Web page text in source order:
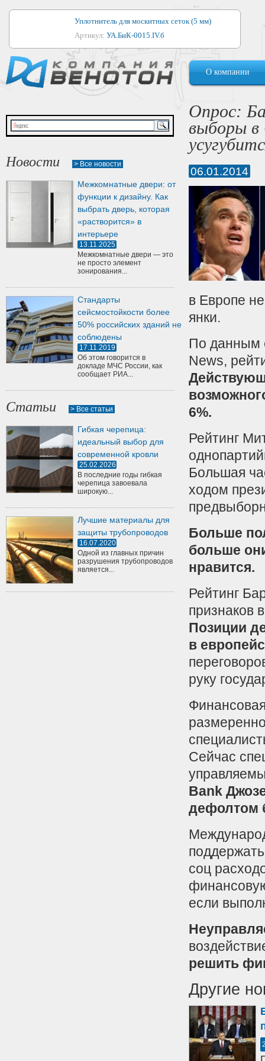
Уплотнитель для москитных сеток (5 мм)
Артикул: УА.БиК-0015.IV.б
Уплотнитель для алюминиевых окон
Артикул:1044
Уплотнитель для деревянных окон
Артикул:УМ.БиК-0062.IV.б
Уплотнитель лоджиевый для (4, 5, 6 мм)
Уплотнитель для деревянных дверей
Артикул:
О компании
Новости > Все новости
Межкомнатные двери: от
функции к дизайну. Как
выбрать дверь, которая
«растворится» в
интерьере
13.11.2025
Межкомнатные двери — это
не просто элемент
зонирования...
Стандарты
сейсмостойкости более
50% российских зданий не
соблюдены
17.11.2019
Об этом говорится в
докладе МЧС России, как
сообщает РИА...
Статьи > Все статьи
Гибкая черепица:
идеальный выбор для
современной кровли
25.02.2026
В последние годы гибкая
черепица завоевала
широкую...
Лучшие материалы для
защиты трубопроводов
16.07.2020
Одной из главных причин
разрушения трубопроводов
является...
Опрос:
выборы в
06.01.2014
в Европе
янки.
По данным
News,
6%.
Рейтинг
Большая
ходом
Больше
больше
нравится.
Рейтинг
признаков
Позиции
в
руку
Сейчас
Bank
дефолтом
соц
если
решить
Другие